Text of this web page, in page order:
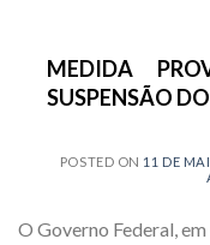
MEDIDA
SUSPENSÃO
POSTED ON 11 DE
O Governo Federal,